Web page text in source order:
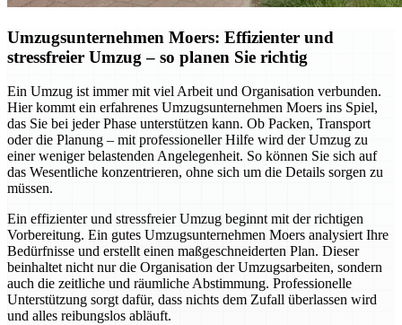
Umzugsunternehmen Moers: Effizienter und
stressfreier Umzug – so planen Sie richtig
Ein Umzug ist immer mit viel Arbeit und Organisation verbunden.
Hier kommt ein erfahrenes Umzugsunternehmen Moers ins Spiel,
das Sie bei jeder Phase unterstützen kann. Ob Packen, Transport
oder die Planung – mit professioneller Hilfe wird der Umzug zu
einer weniger belastenden Angelegenheit. So können Sie sich auf
das Wesentliche konzentrieren, ohne sich um die Details sorgen zu
müssen.
Ein effizienter und stressfreier Umzug beginnt mit der richtigen
Vorbereitung. Ein gutes Umzugsunternehmen Moers analysiert Ihre
Bedürfnisse und erstellt einen maßgeschneiderten Plan. Dieser
beinhaltet nicht nur die Organisation der Umzugsarbeiten, sondern
auch die zeitliche und räumliche Abstimmung. Professionelle
Unterstützung sorgt dafür, dass nichts dem Zufall überlassen wird
und alles reibungslos abläuft.